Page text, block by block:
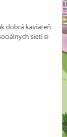
dobrá kaviareň
sietí si